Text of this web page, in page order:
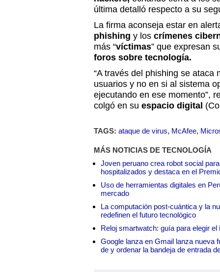
última detalló respecto a su
La firma aconseja estar en
phishing y los crímenes
más “víctimas” que expresan
foros sobre tecnología.
“A través del phishing se ataca
usuarios y no en si al sistema
ejecutando en ese momento”,
colgó en su espacio digital
TAGS: ataque de virus, McAfee,
MÁS NOTICIAS DE TECNOLOGÍA
Joven peruano crea robot social
hospitalizados y destaca en el
Uso de herramientas digitales en
mercado
La computación post-cuántica y la
redefinen el futuro tecnológico
Reloj smartwatch: guía para elegir el
Google lanza en Gmail lanza nueva
de y ordenar la bandeja de entrada